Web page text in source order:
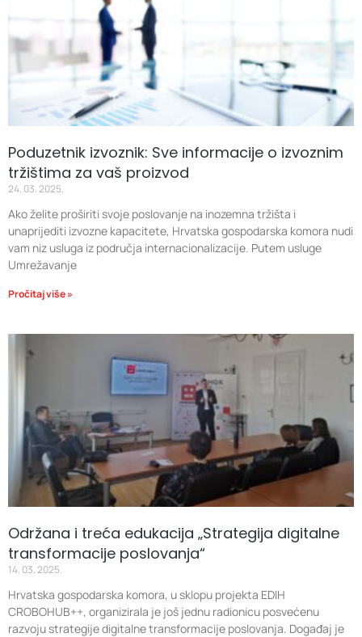
Poduzetnik izvoznik: Sve informacije o izvoznim
tržištima za vaš proizvod
24. 03. 2025.
Ako želite proširiti svoje poslovanje na inozemna tržišta i
unaprijediti izvozne kapacitete, Hrvatska gospodarska komora nudi
vam niz usluga iz područja internacionalizacije. Putem usluge
Umrežavanje
Pročitaj više »
Održana i treća edukacija „Strategija digitalne
transformacije poslovanja“
14. 03. 2025.
Hrvatska gospodarska komora, u sklopu projekta EDIH
CROBOHUB++, organizirala je još jednu radionicu posvećenu
razvoju strategije digitalne transformacije poslovanja. Događaj je